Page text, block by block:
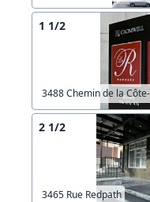
1 1/2
3488 Chemin de la
2 1/2
3465 Rue Redpath